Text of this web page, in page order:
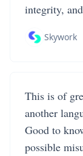
integrity,
Skywork
This is of
another
Good to
possible